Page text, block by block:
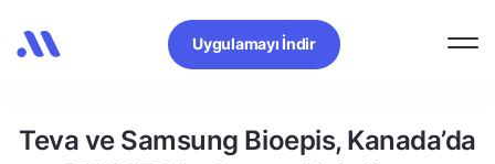
Uygulamayı İndir
Teva ve Samsung Bioepis, Kanada’da